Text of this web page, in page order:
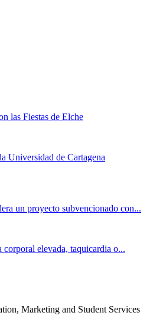
las Fiestas de Elche
Universidad de Cartagena
un proyecto subvencionado con...
corporal elevada, taquicardia o...
Marketing and Student Services